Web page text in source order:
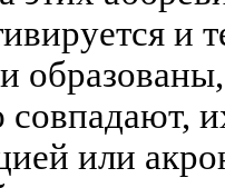
и
или